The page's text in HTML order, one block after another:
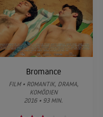
Bromance
FILM • ROMANTIK, DRAMA,
KOMÖDIEN
2016 • 93 MIN.